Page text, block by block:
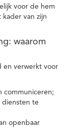
voor de hem
van zijn
waarom
en verwerkt voor
communiceren;
diensten te
openbaar